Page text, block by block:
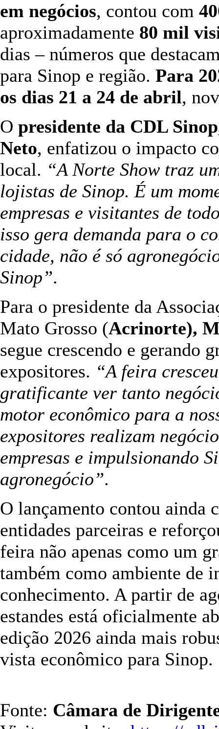
em negócios, contou com
aproximadamente 80 mil
dias – números que
para Sinop e região. Para
os dias 21 a 24 de abril,
O presidente da CDL
Neto, enfatizou o impacto
local. “A Norte Show traz
lojistas de Sinop. É um
empresas e visitantes de
isso gera demanda para o
cidade, não é só
Sinop”.
Para o presidente da
Mato Grosso (Acrinorte),
segue crescendo e gerando
expositores. “A feira
gratificante ver tanto
motor econômico para a
expositores realizam
empresas e impulsionando
agronegócio”.
O lançamento contou ainda
entidades parceiras e
feira não apenas como um
também como ambiente de
conhecimento. A partir de
estandes está oficialmente
edição 2026 ainda mais
vista econômico para Sinop.
Fonte: Câmara de